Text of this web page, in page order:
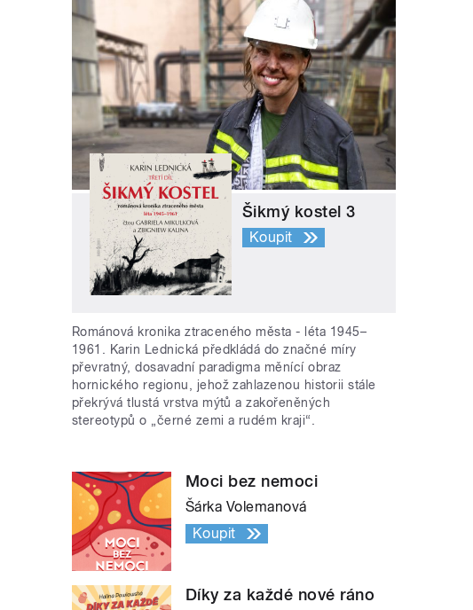
Šikmý kostel 3
Koupit
Románová kronika ztraceného města - léta 1945–
1961. Karin Lednická předkládá do značné míry
převratný, dosavadní paradigma měnící obraz
hornického regionu, jehož zahlazenou historii stále
překrývá tlustá vrstva mýtů a zakořeněných
stereotypů o „černé zemi a rudém kraji“.
Moci bez nemoci
Šárka Volemanová
Koupit
Díky za každé nové ráno